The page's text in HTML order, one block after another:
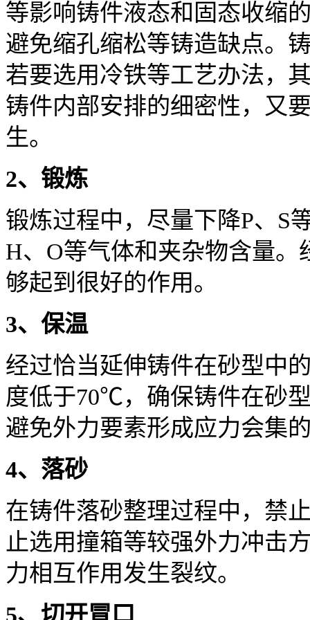
等影响铸件液态和固态收缩
避免缩孔缩松等铸造缺点。
若要选用冷铁等工艺办法，
铸件内部安排的细密性，又
生。
2、锻炼
锻炼过程中，尽量下降P、S
H、O等气体和夹杂物含量
够起到很好的作用。
3、保温
经过恰当延伸铸件在砂型中
度低于70℃，确保铸件在砂
避免外力要素形成应力会集
4、落砂
在铸件落砂整理过程中，禁
止选用撞箱等较强外力冲击
力相互作用发生裂纹。
5、切开冒口